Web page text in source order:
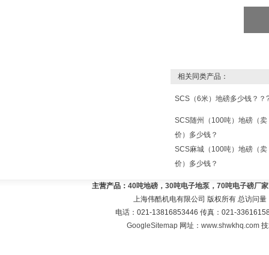
相关同类产品：
SCS（6米）地磅多少钱？？
SCS随州（100吨）地磅（卖
价）多少钱？
SCS麻城（100吨）地磅（卖
价）多少钱？
主营产品： 40吨地磅，30吨电子地泵，70吨电子磅厂
上海伟酷机电有限公司 版权所有 总访问量
电话：021-13816853446 传真：021-
GoogleSitemap 网址：www.shwkhq.com